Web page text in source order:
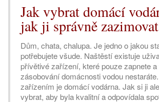
Jak vybrat domácí
jak ji správně
Dům, chata, chalupa. Je jedno o jakou
potřebujete všude. Naštěstí existuje
přívětivé zařízení, které pouze zapnete
zásobování domácnosti vodou
zařízením je domácí vodárna. Jak si ji
vybrat, aby byla kvalitní a odpovídala